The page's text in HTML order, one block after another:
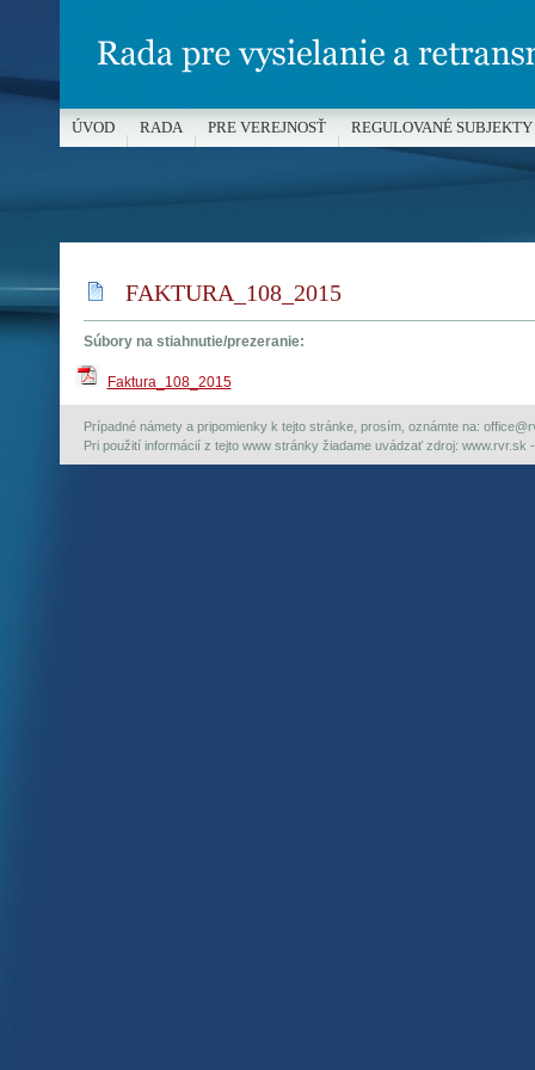
FAKTURA_108_2015
Súbory na stiahnutie/prezeranie:
Faktura_108_2015
Prípadné námety a pripomienky k tejto stránke, prosím, oznámte na:
Pri použití informácií z tejto www stránky žiadame uvádzať zdroj: www.rvr.sk
ÚVOD RADA PRE VEREJNOSŤ REGULOVANÉ SUBJEKTY